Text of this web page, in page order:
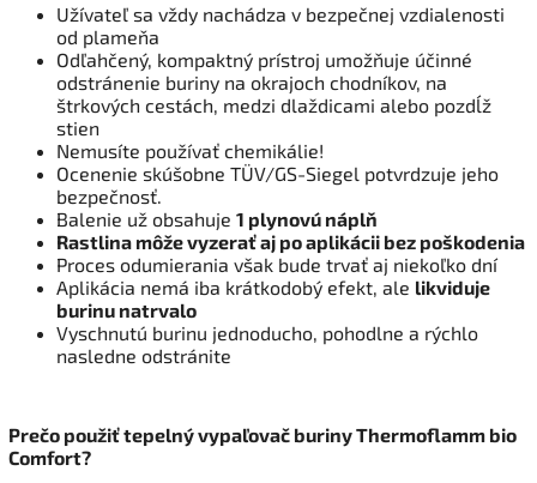
Užívateľ sa vždy nachádza v bezpečnej vzdialenosti
od plameňa
Odľahčený, kompaktný prístroj umožňuje účinné
odstránenie buriny na okrajoch chodníkov, na
štrkových cestách, medzi dlaždicami alebo pozdĺž
stien
Nemusíte používať chemikálie!
Ocenenie skúšobne TÜV/GS-Siegel potvrdzuje jeho
bezpečnosť.
Balenie už obsahuje 1 plynovú náplň
Rastlina môže vyzerať aj po aplikácii bez poškodenia
Proces odumierania však bude trvať aj niekoľko dní
Aplikácia nemá iba krátkodobý efekt, ale likviduje
burinu natrvalo
Vyschnutú burinu jednoducho, pohodlne a rýchlo
nasledne odstránite
Prečo použiť tepelný vypaľovač buriny Thermoflamm bio
Comfort?